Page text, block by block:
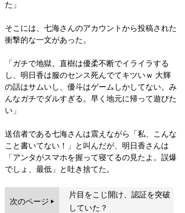
た」
そこには、七海さんのアカウントから投稿された
衝撃的な一文があった。
「ガチで地獄。直樹は優柔不断でイライラする
し、明日香は服のセンス死んでてキツいｗ 大輝
の話はサムいし、優斗はゲームしかしてない。み
んなガチでダルすぎる。早く地元に帰って遊びた
い」
送信者である七海さんは震えながら「私、こんな
こと書いてない！」と叫んだが、明日香さんは
「アンタがスマホを握って寝てるの見たよ。誤爆
でしょ、最低」と吐き捨てた。
次のページ
片目をこじ開け、認証を突破
していた？